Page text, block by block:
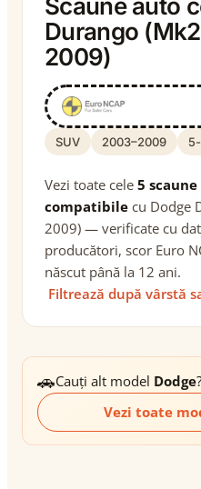
Scaune auto
Durango
2009)
SUV 2003–2009
Vezi toate cele 5
compatibile cu Dodge
2009) — verificate cu
producători, scor Euro
născut până la 12 ani.
Filtrează după vârstă
🚗Cauți alt model Dodge?
Vezi toate